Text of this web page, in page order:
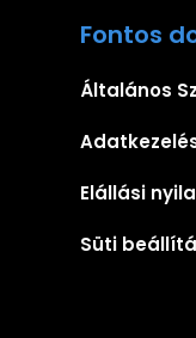
Fontos
Általános
Elállási
Süti